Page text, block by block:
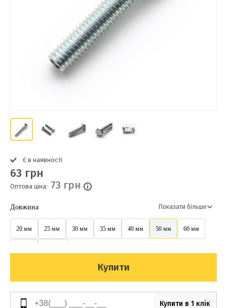
Є в наявності
63 грн
Оптова ціна: 73 грн
Довжина Показати більше
20 мм 25 мм 30 мм 35 мм 40 мм 50 мм 60 мм
Купити
Купити в 1 клік